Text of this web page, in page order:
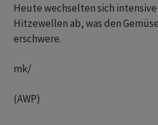
Heute wechselten sich
Hitzewellen ab, was den
erschwere.
mk/
(AWP)